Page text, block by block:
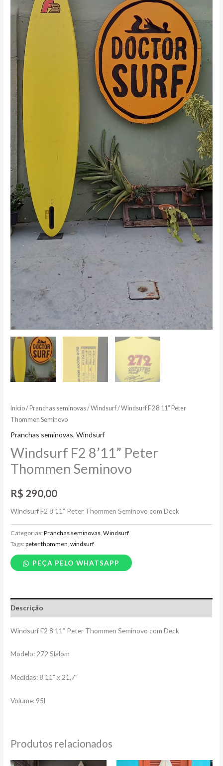
Início/ Pranchas seminovas/Windsurf/ Windsurf F2 8’11” Peter
Thommen Seminovo
Pranchas seminovas,Windsurf
Windsurf F2 8’11” Peter
Thommen Seminovo
R$ 290,00
Windsurf F2 8’11” Peter Thommen Seminovo com Deck
Categorias:Pranchas seminovas ,Windsurf
Tags:peter thommen ,windsurf
PEÇA PELO WHATSAPP
Descrição
Windsurf F2 8’11” Peter Thommen Seminovo com Deck
Modelo: 272 Slalom
Medidas: 8’11” x 21,7″
Volume: 95l
Produtos relacionados